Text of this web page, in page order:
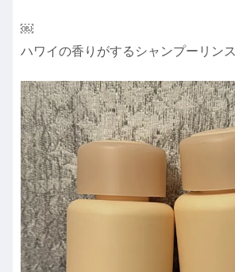
￼
ハワイの香りがするシャンプーリンス